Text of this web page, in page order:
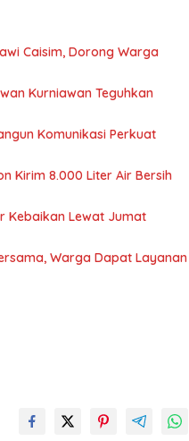
Caisim, Dorong Warga
Kurniawan Teguhkan
Komunikasi Perkuat
Kirim 8.000 Liter Air Bersih
Kebaikan Lewat Jumat
Warga Dapat Layanan